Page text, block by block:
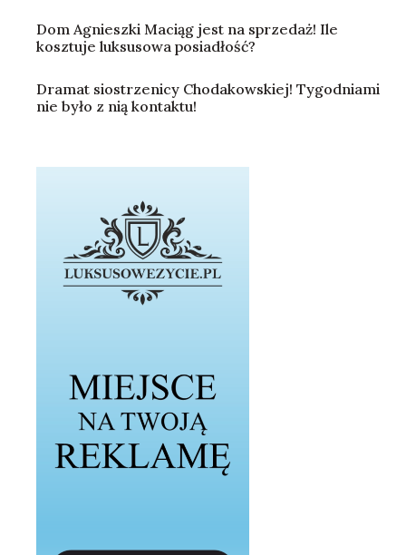
Dom Agnieszki Maciąg jest na sprzedaż! Ile
kosztuje luksusowa posiadłość?
Dramat siostrzenicy Chodakowskiej! Tygodniami
nie było z nią kontaktu!